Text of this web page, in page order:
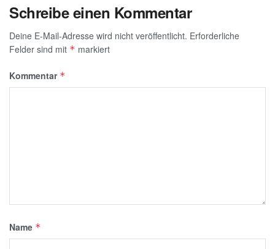
Schreibe einen Kommentar
Deine E-Mail-Adresse wird nicht veröffentlicht. Erforderliche
Felder sind mit * markiert
Kommentar *
Name *